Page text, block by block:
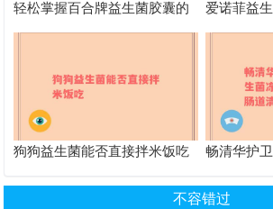
轻松掌握百合牌益生菌胶囊的
正确服用方法，让你的肠道更
爱诺菲益
踪肠道的
狗狗益生菌能否直接拌米饭吃
畅清华护
不容错过